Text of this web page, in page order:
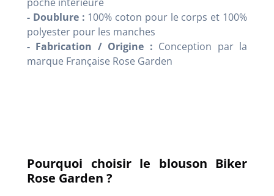
- Doublure : 100% coton pour le corps et 100%
polyester pour les manches
- Fabrication / Origine : Conception par la
marque Française Rose Garden
Pourquoi choisir le blouson Biker
Rose Garden ?